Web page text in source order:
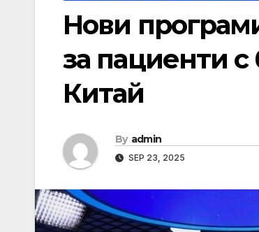
Нови
за пациенти
Китай
By admin
SEP 23, 2025